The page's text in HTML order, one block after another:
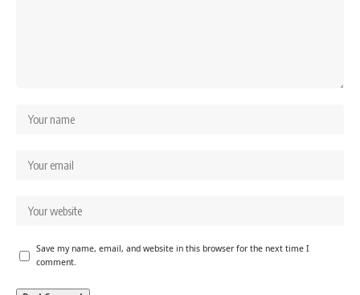
Save my name, email, and website in this browser for the next time I
comment.